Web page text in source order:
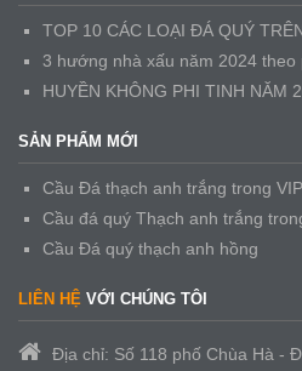
TOP 10 CÁC LOẠI ĐÁ QUÝ
3 hướng nhà xấu năm 2024 theo
HUYỀN KHÔNG PHI TINH NĂM
SẢN PHẨM MỚI
Cầu Đá thạch anh trắng trong VIP
Cầu đá quý Thạch anh trắng
Cầu Đá quý thạch anh hồng
LIÊN HỆ VỚI CHÚNG TÔI
Địa chỉ: Số 118 phố Chùa Hà -